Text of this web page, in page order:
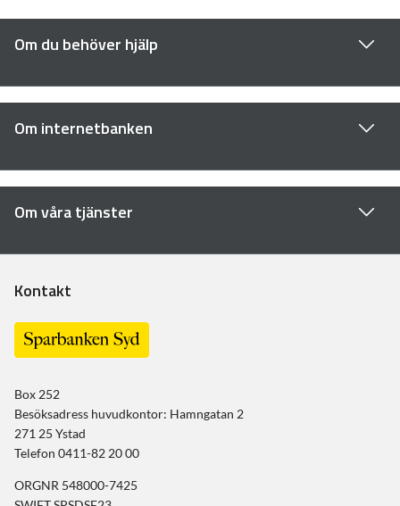
Om du behöver hjälp
Om internetbanken
Om våra tjänster
Kontakt
Box 252
Besöksadress huvudkontor: Hamngatan 2
271 25 Ystad
Telefon 0411-82 20 00
ORGNR 548000-7425